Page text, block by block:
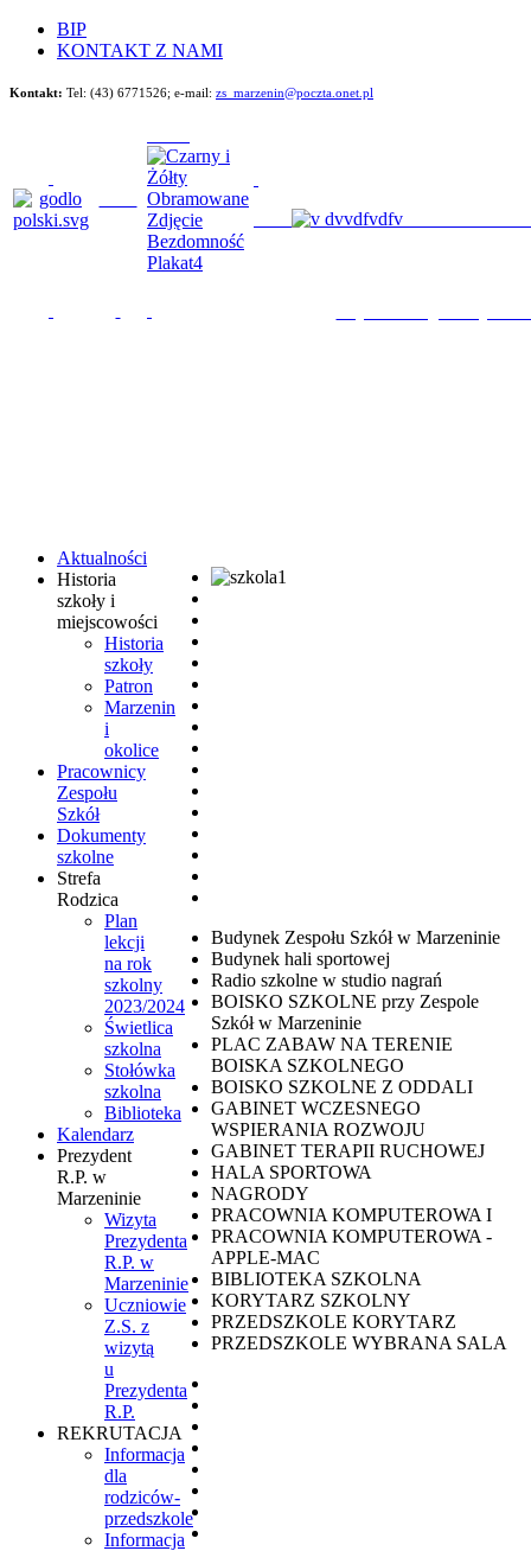
BIP
KONTAKT Z NAMI
Kontakt: Tel: (43) 6771526; e-mail: zs_marzenin@poczta.onet.pl
Budynek Zespołu Szkół w Marzeninie
Budynek hali sportowej
Radio szkolne w studio nagrań
BOISKO SZKOLNE przy Zespole
Szkół w Marzeninie
PLAC ZABAW NA TERENIE
BOISKA SZKOLNEGO
BOISKO SZKOLNE Z ODDALI
GABINET WCZESNEGO
WSPIERANIA ROZWOJU
GABINET TERAPII RUCHOWEJ
HALA SPORTOWA
NAGRODY
PRACOWNIA KOMPUTEROWA I
PRACOWNIA KOMPUTEROWA -
APPLE-MAC
BIBLIOTEKA SZKOLNA
KORYTARZ SZKOLNY
PRZEDSZKOLE KORYTARZ
PRZEDSZKOLE WYBRANA SALA
Aktualności
Historia
szkoły i
miejscowości
Historia
szkoły
Patron
Marzenin
i
okolice
Pracownicy
Zespołu
Szkół
Dokumenty
szkolne
Strefa
Rodzica
Plan
lekcji
na rok
szkolny
2023/2024
Świetlica
szkolna
Stołówka
szkolna
Biblioteka
Kalendarz
Prezydent
R.P. w
Marzeninie
Wizyta
Prezydenta
R.P. w
Marzeninie
Uczniowie
Z.S. z
wizytą
u
Prezydenta
R.P.
REKRUTACJA
Informacja
dla
rodziców-
przedszkole
Informacja